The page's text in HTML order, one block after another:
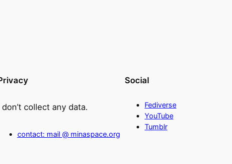
don’t collect any data.
contact: mail @ minaspace.org
Social
Fediverse
YouTube
Tumblr